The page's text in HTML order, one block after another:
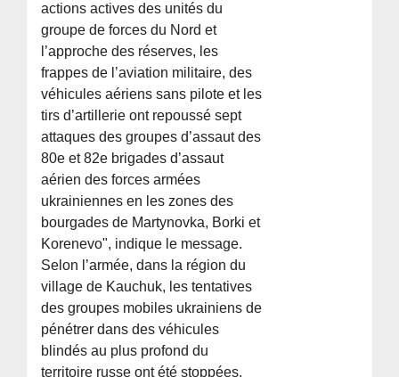
actions actives des unités du
groupe de forces du Nord et
l’approche des réserves, les
frappes de l’aviation militaire, des
véhicules aériens sans pilote et les
tirs d’artillerie ont repoussé sept
attaques des groupes d’assaut des
80e et 82e brigades d’assaut
aérien des forces armées
ukrainiennes en les zones des
bourgades de Martynovka, Borki et
Korenevo", indique le message.
Selon l’armée, dans la région du
village de Kauchuk, les tentatives
des groupes mobiles ukrainiens de
pénétrer dans des véhicules
blindés au plus profond du
territoire russe ont été stoppées.